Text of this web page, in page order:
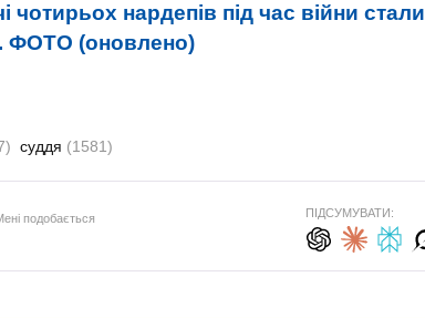
чотирьох нардепів під час війни стали
ФОТО (оновлено)
суддя (1581)
подобається ПІДСУМУВАТИ: